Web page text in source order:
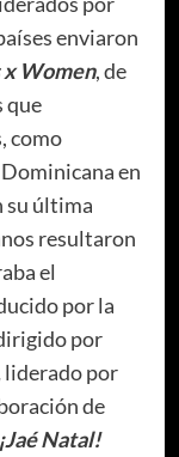
enviaron
Women, de
que
como
en
su última
resultaron
el
por la
por
liderado por
de
Natal!